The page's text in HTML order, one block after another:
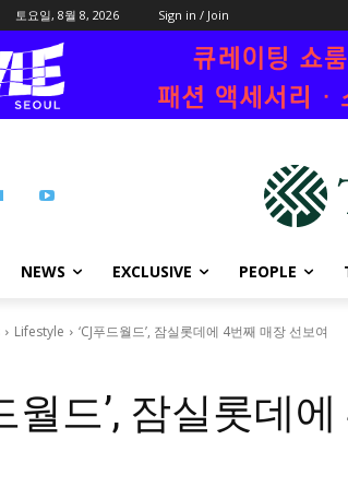
토요일, 8월 8, 2026 Sign in / Join
NEWS EXCLUSIVE PEOPLE
Lifestyle ‘CJ푸드월드’, 잠실롯데에 4번째 매장 선보여
월드’, 잠실롯데